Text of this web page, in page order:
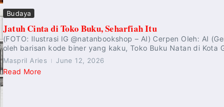
Budaya
Jatuh Cinta di Toko Buku, Seharfiah Itu
(FOTO: Ilustrasi IG @natanbookshop – AI) Cerpen Oleh: AI
oleh barisan kode biner yang kaku, Toko Buku Natan di Kota
Maspril Aries June 12, 2026
Read More